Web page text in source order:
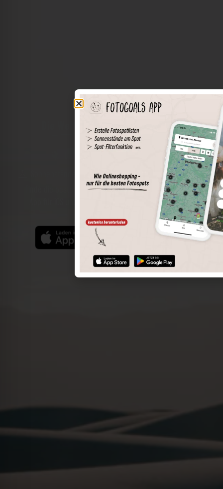
Die Welt der Orte in deiner Tasche
Spots speichern
Sonnenstände am Spot
Spotdetails
Filterfunktion
Finde die besten Fotospots noch einfacher mit unserer
App für iOS und Android und genieße einen größeren